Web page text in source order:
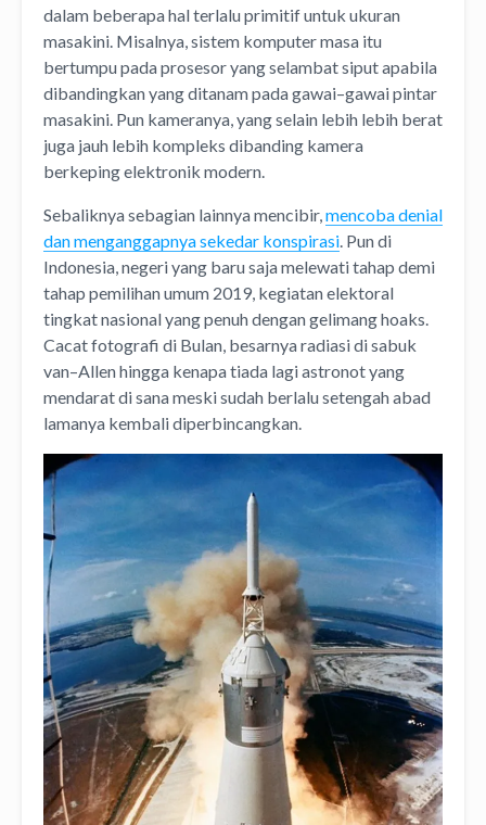
dalam beberapa hal terlalu primitif untuk ukuran
masakini. Misalnya, sistem komputer masa itu
bertumpu pada prosesor yang selambat siput apabila
dibandingkan yang ditanam pada gawai–gawai pintar
masakini. Pun kameranya, yang selain lebih lebih berat
juga jauh lebih kompleks dibanding kamera
berkeping elektronik modern.
Sebaliknya sebagian lainnya mencibir,mencoba denial
dan menganggapnya sekedar konspirasi. Pun di
Indonesia, negeri yang baru saja melewati tahap demi
tahap pemilihan umum 2019, kegiatan elektoral
tingkat nasional yang penuh dengan gelimang hoaks.
Cacat fotografi di Bulan, besarnya radiasi di sabuk
van–Allen hingga kenapa tiada lagi astronot yang
mendarat di sana meski sudah berlalu setengah abad
lamanya kembali diperbincangkan.